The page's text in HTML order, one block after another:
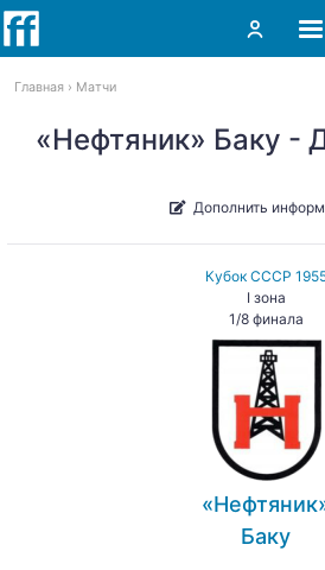
Главная Матчи
«Нефтяник» Баку -
Дополнить
Кубок СССР
I зона
1/8 финала
Баку